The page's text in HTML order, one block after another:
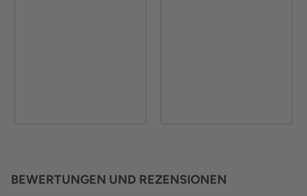
BEWERTUNGEN UND REZENSIONEN